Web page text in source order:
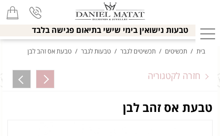
טבעות נישואין בימי שישי בתיאום פגישה בלבד
בית / תכשיטים / תכשיטים לגבר / טבעות לגבר / טבעת אס זהב לבן
חזרה לקטגוריה
טבעת אס זהב לבן